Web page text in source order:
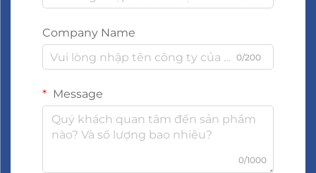
Company Name
0/200
Message
0/1000